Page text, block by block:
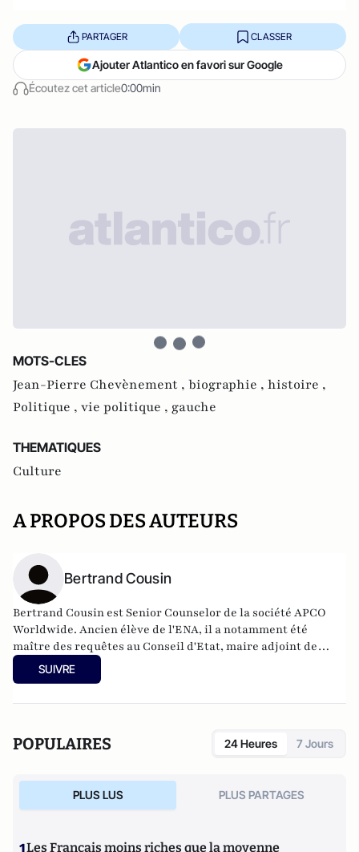
Écoutez cet article0:00min
PARTAGER CLASSER
Ajouter Atlantico en favori sur Google
MOTS-CLES
Jean-Pierre Chevènement , biographie , histoire ,
Politique , vie politique , gauche
THEMATIQUES
Culture
A PROPOS DES AUTEURS
Bertrand Cousin
Bertrand Cousin est Senior Counselor de la société APCO
Worldwide. Ancien élève de l'ENA, il a notamment été
maître des requêtes au Conseil d'Etat, maire adjoint de
Brest et député.
SUIVRE
POPULAIRES 24 Heures 7 Jours
PLUS LUS PLUS PARTAGES
Les Français moins riches que la moyenne